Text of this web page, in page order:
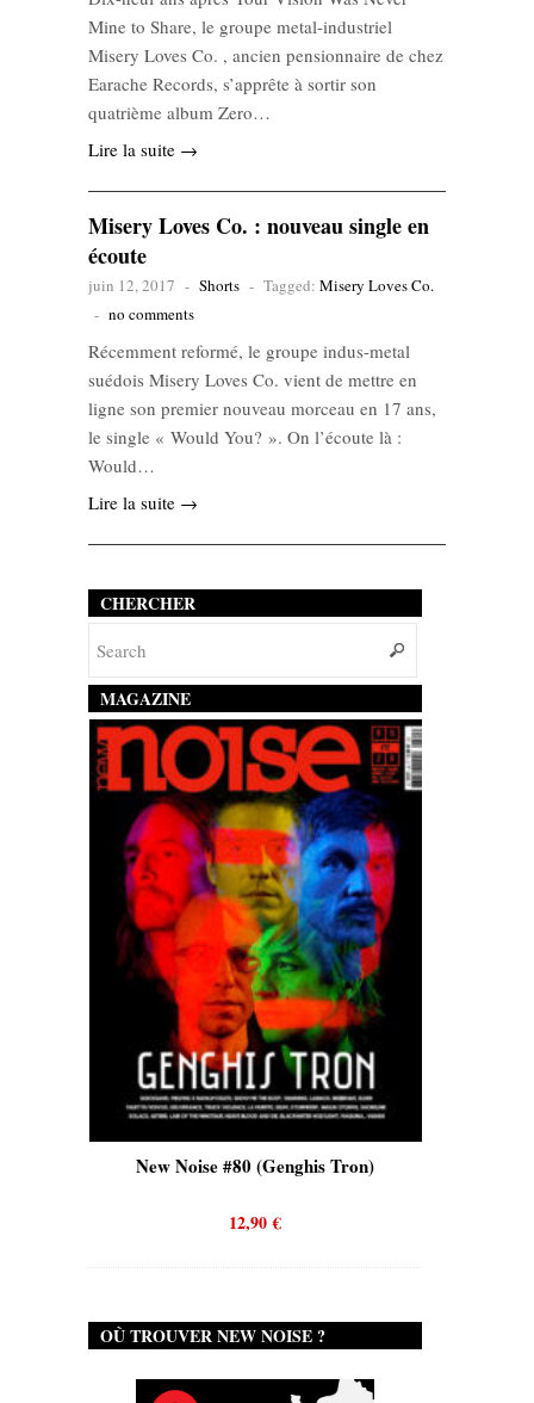
Mine to Share, le groupe metal-industriel
Misery Loves Co. , ancien pensionnaire de chez
Earache Records, s’apprête à sortir son
quatrième album Zero…
Lire la suite →
Misery Loves Co. : nouveau single en
écoute
juin 12, 2017 - Shorts - Tagged: Misery Loves Co.
- no comments
Récemment reformé, le groupe indus-metal
suédois Misery Loves Co. vient de mettre en
ligne son premier nouveau morceau en 17 ans,
le single « Would You? ». On l’écoute là :
Would…
Lire la suite →
CHERCHER
MAGAZINE
New Noise #80 (Genghis Tron)
12,90€
OÙ TROUVER NEW NOISE ?